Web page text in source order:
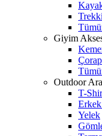
Giyim
Outdoor
T-
Yelek